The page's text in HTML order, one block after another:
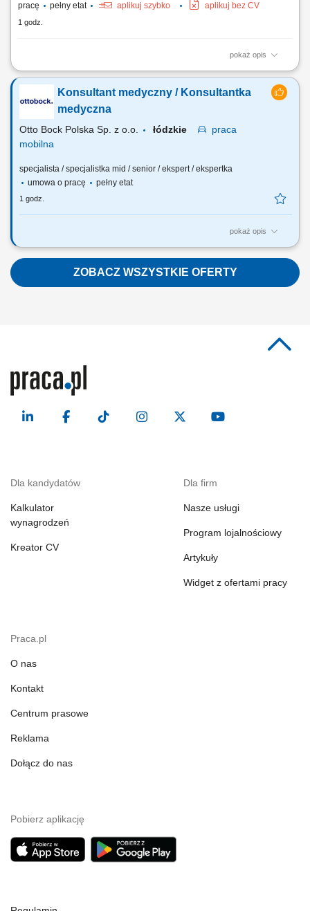
pracę
pełny etat aplikuj szybko aplikuj bez CV
1 godz.
pokaż opis
Zadania: Planowanie oraz terminowe realizowanie przeglądów
technicznych zgodnie z rocznym harmonogramem; Koordynowanie
pracy własnej, technika oraz podwykonawców w celu zachowania
wysokiej jakości serwisu; Wdrażanie nowoczesnych rozwiązań
rynkowych i ciągłe podnoszenie standardów...
Konsultant medyczny / Konsultantka
medyczna
Otto Bock Polska Sp. z o.o. łódzkie
praca
mobilna
specjalista / specjalistka mid / senior / ekspert / ekspertka
umowa o pracę
pełny etat
1 godz.
pokaż opis
Do Twoich obowiązków będzie należało: Promowanie produktów i
usług Firmy na podległym obszarze (woj. łódzkie); Budowanie i
utrzymywanie współpracy ze środowiskiem medycznym,
reprezentowanie firmy; Prowadzenie prezentacji produktowych i
ZOBACZ WSZYSTKIE OFERTY
Dla kandydatów
Kalkulator
wynagrodzeń
Kreator CV
Dla firm
Nasze usługi
Program lojalnościowy
Artykuły
Widget z ofertami pracy
Praca.pl
O nas
Kontakt
Centrum prasowe
Reklama
Dołącz do nas
Pobierz aplikację